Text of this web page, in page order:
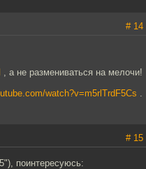
# 14
, а не размениваться на мелочи!
watch?v=m5rlTrdF5Cs .
# 15
поинтересуюсь: